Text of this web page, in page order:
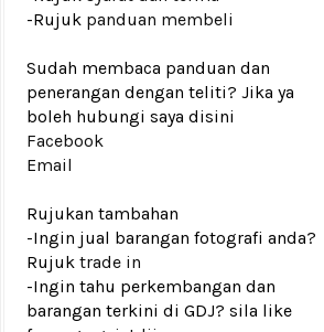
-Rujuk panduan membeli
Sudah membaca panduan dan
penerangan dengan teliti? Jika ya
boleh hubungi saya disini
Facebook
Email
Rujukan tambahan
-Ingin jual barangan fotografi anda?
Rujuk trade in
-Ingin tahu perkembangan dan
barangan terkini di GDJ? sila like